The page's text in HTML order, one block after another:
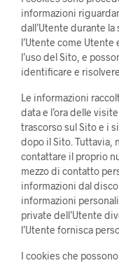
informazioni
dall’Utente durante
l’Utente come Utente
l’uso del Sito, e
identificare e
Le informazioni
data e l’ora delle
trascorso sul Sito e i
dopo il Sito. Tuttavia,
contattare il proprio
mezzo di contatto
informazioni dal
informazioni
private dell’Utente
l’Utente fornisca
I cookies che